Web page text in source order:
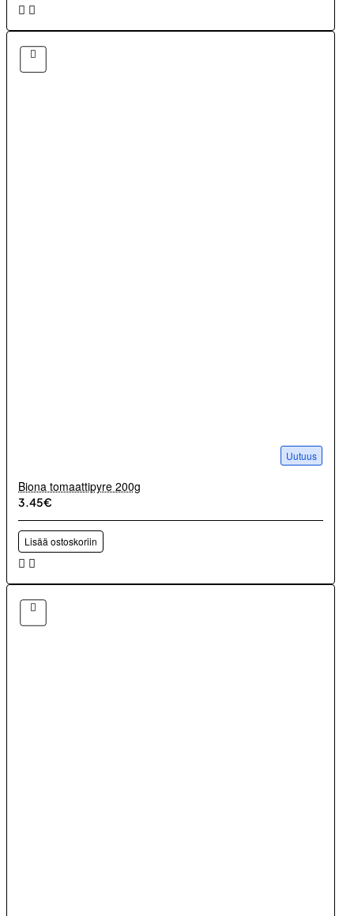
Uutuus
Biona tomaattipyre 200g
3.45€
Lisää ostoskoriin